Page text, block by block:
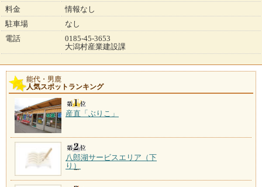
料金
情報なし
駐車場
なし
電話
0185-45-3653
大潟村産業建設課
能代・男鹿
人気スポットランキング
産直「ぶりこ」
八郎湖サービスエリア（下
り）